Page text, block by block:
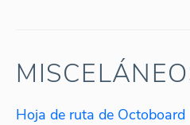
Hoja de ruta de Octoboard